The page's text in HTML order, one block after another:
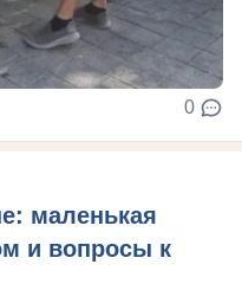
0
маленькая
и вопросы к